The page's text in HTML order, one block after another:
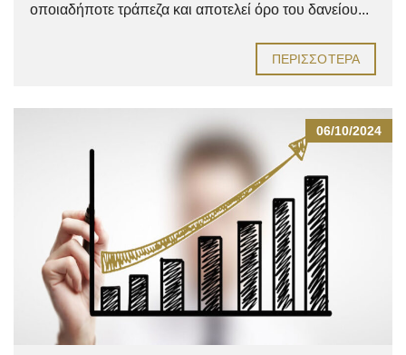
οποιαδήποτε τράπεζα και αποτελεί όρο του δανείου...
ΠΕΡΙΣΣΌΤΕΡΑ
06/10/2024